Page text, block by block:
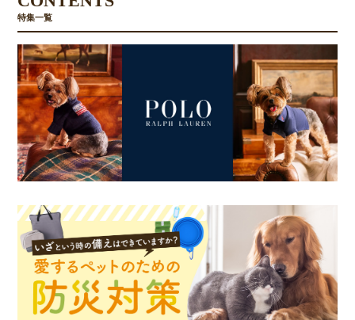
特集一覧